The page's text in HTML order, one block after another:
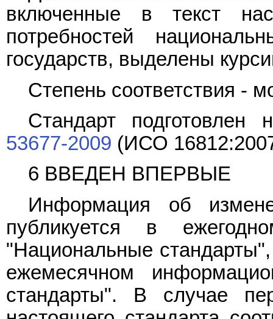
включенные в текст
потребностей
государств, выделены
Степень соответствия -
Стандарт
53677-2009 (ИСО
6 ВВЕДЕН ВПЕРВЫЕ
Информация об
публикуется в
"Национальные
ежемесячном
стандарты". В случае